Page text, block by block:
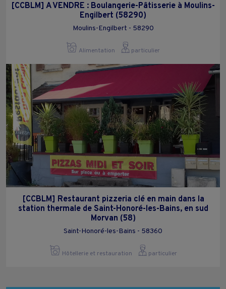
[CCBLM] A VENDRE : Boulangerie-Pâtisserie à Moulins-
Engilbert (58290)
Moulins-Engilbert - 58290
Alimentation particulier
[CCBLM] Restaurant pizzeria clé en main dans la
station thermale de Saint-Honoré-les-Bains, en sud
Morvan (58)
Saint-Honoré-les-Bains - 58360
Hôtellerie et restauration particulier